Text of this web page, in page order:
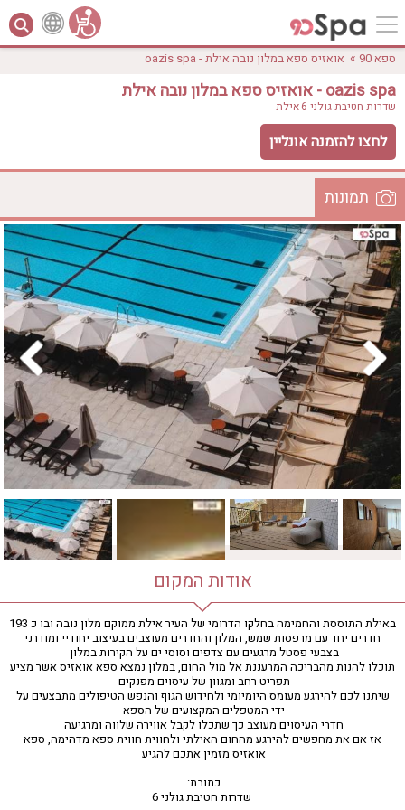
לפי אבזורים
אירוודה
ארוחה
בריכה מחוממת
בריכה חיצונית
ג'קוזי
ג'קוזי פרטי
חדר כושר
חמאם טורקי
טיפול במים
טיפול קלאסי
טיפולי קוסמטיקה
סאונה רטובה
סאונה יבשה
עיסוי תאילנדי
שיאצו
טווח מחירים ₪0 - ₪3000
ספא 90 » אואזיס ספא במלון נובה אילת - oazis spa
אואזיס ספא במלון נובה אילת - oazis spa
שדרות חטיבת גולני 6 אילת
לחצו להזמנה אונליין
תמונות
המקום
אודות המקום
באילת התוססת והחמימה בחלקו הדרומי של העיר אילת ממוקם מלון נובה ובו כ 193
חדרים יחד עם מרפסות שמש, המלון והחדרים מעוצבים בעיצוב יחודיי ומודרני
בצבעי פסטל מרגעים עם צדפים וסוסי ים על הקירות במלון
תוכלו להנות מהבריכה המרעננת אל מול החום, במלון נמצא ספא אואזיס אשר מציע
תפריט רחב ומגוון של עיסוים מפנקים
שיתנו לכם להירגע מעומס היומיומי ולחידוש הגוף והנפש הטיפולים מתבצעים על
ידי המטפלים המקצועים של הספא
חדרי העיסוים מעוצב כך שתכלו לקבל אווירה שלווה ומרגיעה
אז אם את מחפשים להירגע מהחום האילתי ולחווית חווית ספא מדהימה, ספא
אואזיס מזמין אתכם להגיע
כתובת:
שדרות חטיבת גולני 6